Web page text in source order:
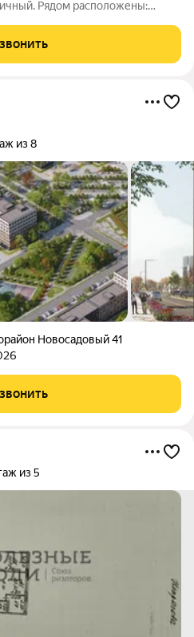
Рядом расположены:
из 8
Новосадовый 41
из 5